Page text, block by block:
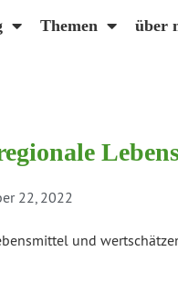
Themen über
22, 2022
und